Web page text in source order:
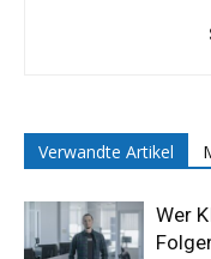
Verwandte Artikel
Wer